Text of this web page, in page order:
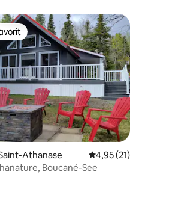
5 von 5, 11 Bewertungen
Athanase Durchschnittliche
4,95 (21)
Boucané-See